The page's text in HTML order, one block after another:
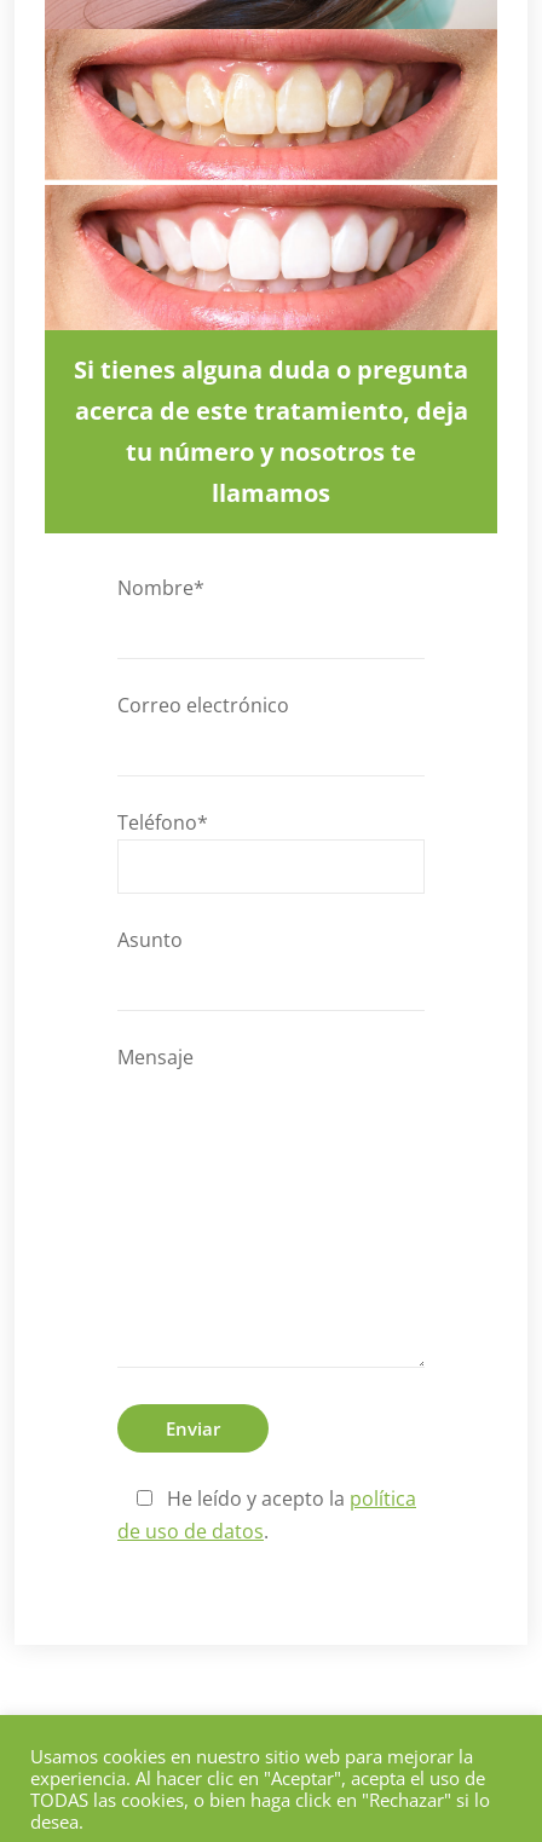
Si tienes alguna duda o pregunta
acerca de este tratamiento, deja
tu número y nosotros te
llamamos
Nombre*
Correo electrónico
Teléfono*
Asunto
Mensaje
He leído y acepto la política
de uso de datos.
Sitio web creado porUmbrella (design&computing)
Usamos cookies en nuestro sitio web para mejorar la
experiencia. Al hacer clic en "Aceptar", acepta el uso de
TODAS las cookies, o bien haga click en "Rechazar" si lo
desea.